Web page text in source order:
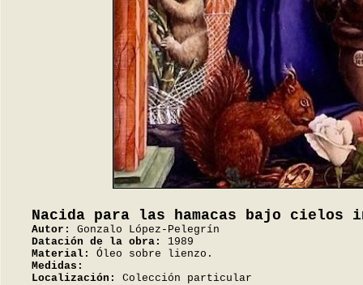
Nacida para las hamacas bajo cielos
Autor:
Gonzalo López-Pelegrín
Datación de la obra:
1989
Material:
Óleo sobre lienzo.
Medidas:
Localización:
Colección particular